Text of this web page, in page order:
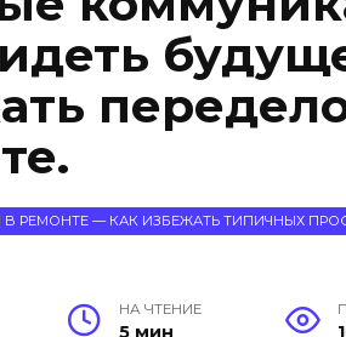
РЕМОНТЕ — КАК ИЗБЕЖАТЬ ТИПИЧНЫХ
НА ЧТЕНИЕ
5 мин